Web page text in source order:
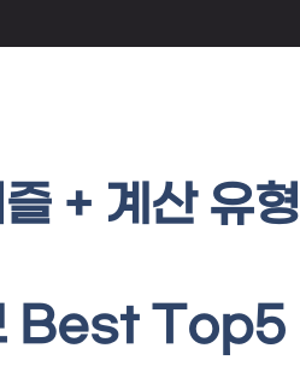
+ 계산 유형
Best Top5